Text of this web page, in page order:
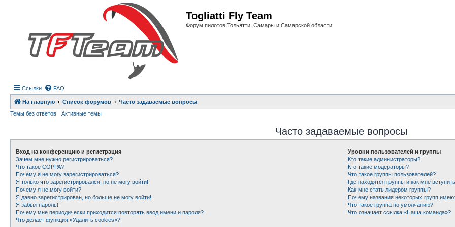
Togliatti Fly Team
Форум пилотов Тольятти, Самары и Самарской области
Ссылки FAQ
На главную Список форумов
Часто задаваемые вопросы
Темы без ответов
Активные темы
Часто задаваемые вопросы
Вход на конференцию и регистрация
Зачем мне нужно регистрироваться?
Что такое COPPA?
Почему я не могу зарегистрироваться?
Я только что зарегистрировался, но не могу войти!
Почему я не могу войти?
Я давно зарегистрирован, но больше не могу войти!
Я забыл пароль!
Почему мне периодически приходится повторять ввод имени и пароля?
Что делает функция «Удалить cookies»?
Уровни пользователей и группы
Кто такие администраторы?
Кто такие модераторы?
Что такое группы пользователей?
Где находятся группы и как мне
Как мне стать лидером группы?
Почему названия некоторых групп
Что такое группа по умолчанию?
Что означает ссылка «Наша команда»?